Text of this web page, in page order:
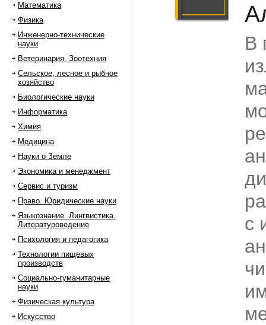
Математика
Физика
Инженерно-технические
науки
Ветеринария. Зоотехния
Сельское, лесное и рыбное
хозяйство
Биологические науки
Информатика
Химия
Медицина
Науки о Земле
Экономика и менеджмент
Сервис и туризм
Право. Юридические науки
Языкознание. Лингвистика.
Литературоведение
Психология и педагогика
Технологии пищевых
производств
Социально-гуманитарные
науки
Физическая культура
Искусство
В
с